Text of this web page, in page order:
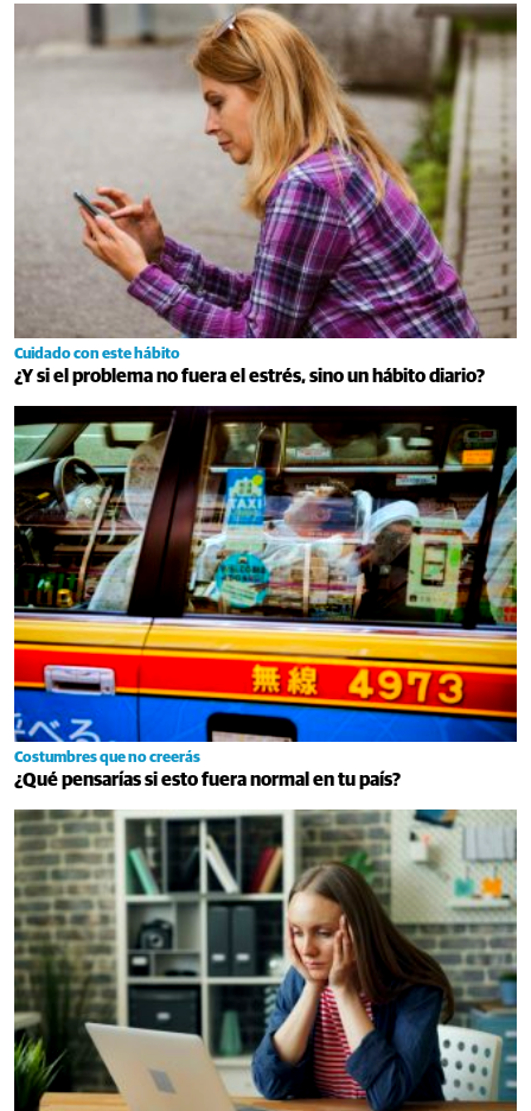
Cuidado con este hábito
¿Y si el problema no fuera el estrés, sino un hábito diario?
Costumbres que no creerás
¿Qué pensarías si esto fuera normal en tu país?